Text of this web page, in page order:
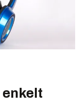
enkelt